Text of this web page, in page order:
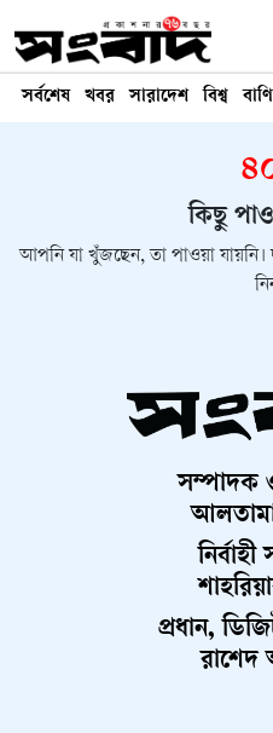
সর্বশেষ খবর সারাদেশ বিশ্ব
কিছু
আপনি যা খুঁজছেন, তা পাওয়া যায়নি।
সম্পাদক
প্রধান,